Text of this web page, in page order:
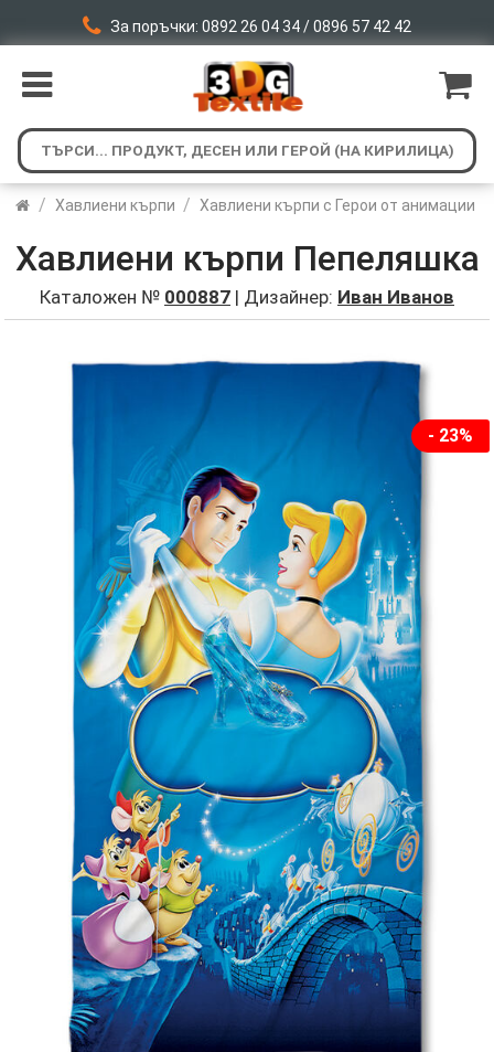
За поръчки: 0892 26 04 34 / 0896 57 42 42
/ Хавлиени кърпи / Хавлиени кърпи с Герои от анимации
Хавлиени кърпи Пепеляшка
Каталожен № 000887 | Дизайнер: Иван Иванов
- 23%